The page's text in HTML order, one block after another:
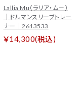
Lallia Mu（ラリア・ムー）
｜ドルマンスリーブトレー
ナー｜2613533
￥14,300(税込)